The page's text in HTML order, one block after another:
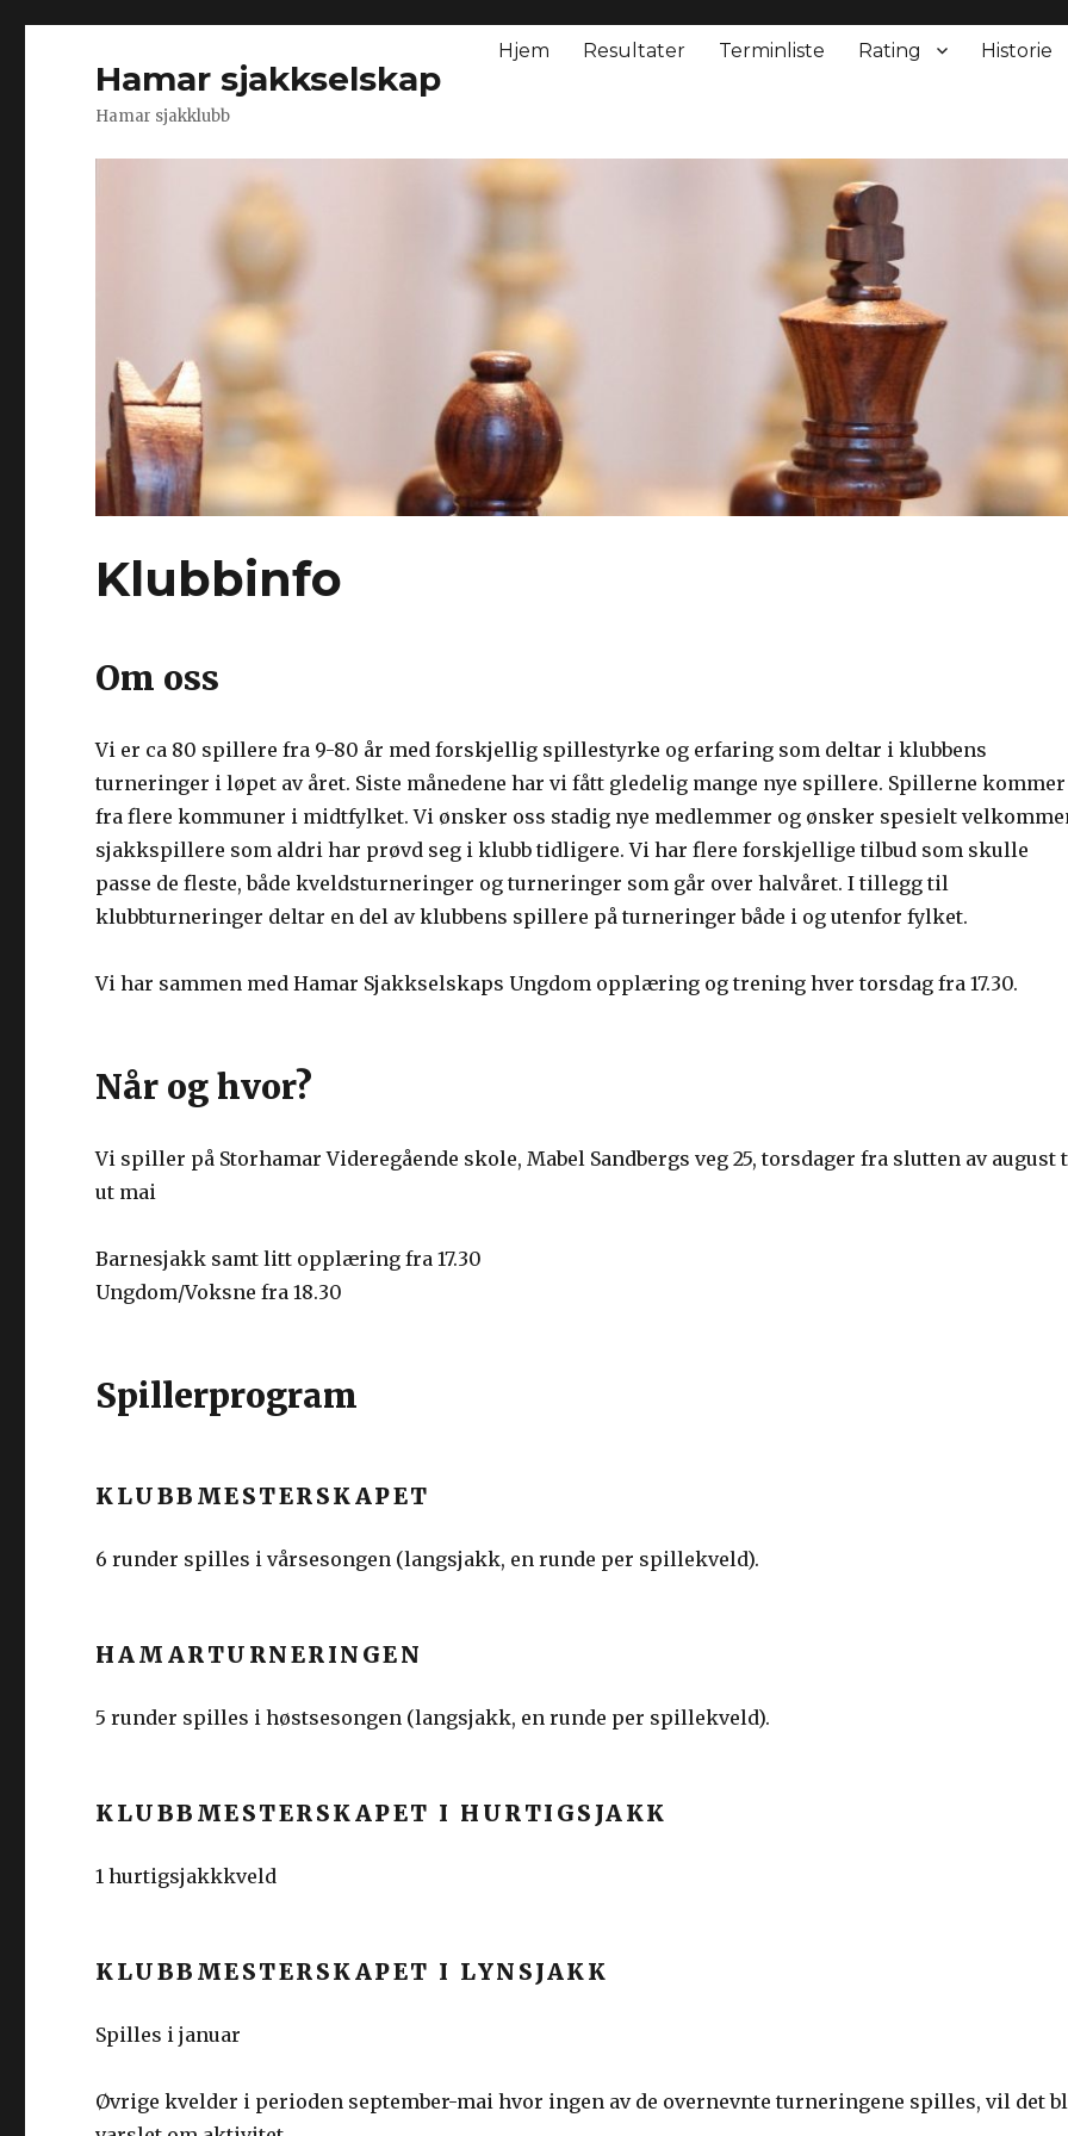
Hamar sjakkselskap
Hamar sjakklubb
Hjem Resultater Terminliste Rating Historie
Klubbinfo
Om oss
Vi er ca 80 spillere fra 9-80 år med forskjellig spillestyrke og erfaring som deltar i klubbens
turneringer i løpet av året. Siste månedene har vi fått gledelig mange nye spillere. Spillerne kommer
fra flere kommuner i midtfylket. Vi ønsker oss stadig nye medlemmer og ønsker spesielt
sjakkspillere som aldri har prøvd seg i klubb tidligere. Vi har flere forskjellige tilbud som skulle
passe de fleste, både kveldsturneringer og turneringer som går over halvåret. I tillegg til
klubbturneringer deltar en del av klubbens spillere på turneringer både i og utenfor fylket.
Vi har sammen med Hamar Sjakkselskaps Ungdom opplæring og trening hver torsdag fra 17.30.
Når og hvor?
Vi spiller på Storhamar Videregående skole, Mabel Sandbergs veg 25, torsdager fra slutten av august
ut mai
Barnesjakk samt litt opplæring fra 17.30
Ungdom/Voksne fra 18.30
Spillerprogram
KLUBBMESTERSKAPET
6 runder spilles i vårsesongen (langsjakk, en runde per spillekveld).
HAMARTURNERINGEN
5 runder spilles i høstsesongen (langsjakk, en runde per spillekveld).
KLUBBMESTERSKAPET I HURTIGSJAKK
1 hurtigsjakkkveld
KLUBBMESTERSKAPET I LYNSJAKK
Spilles i januar
Øvrige kvelder i perioden september-mai hvor ingen av de overnevnte turneringene spilles, vil det